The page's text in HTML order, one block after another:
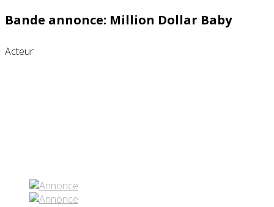
Bande annonce: Million Dollar Baby
Acteur